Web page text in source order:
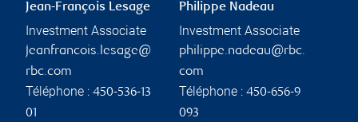
Jean-François Lesage
Investment Associate
jeanfrancois.lesage@
rbc.com
Téléphone : 450-536-13
01
Philippe Nadeau
Investment Associate
philippe.nadeau@rbc.
com
Téléphone : 450-656-9
093